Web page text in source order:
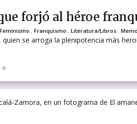
forjó al héroe
Feminismo , Franquismo , Literatura/Libros ,
quien se arroga la plenipotencia más
Copy